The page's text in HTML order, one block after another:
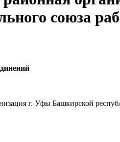
союза
г. Уфы Башкирской